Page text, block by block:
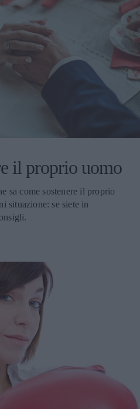
il proprio uomo
sa come sostenere il proprio
situazione: se siete in